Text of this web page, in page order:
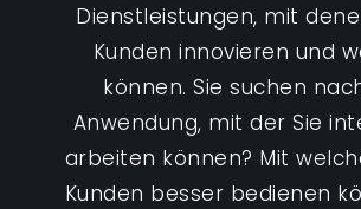
Dienstleistungen, mit
Kunden innovieren und
können. Sie suchen
Anwendung, mit der Sie
arbeiten können? Mit
Kunden besser bedienen